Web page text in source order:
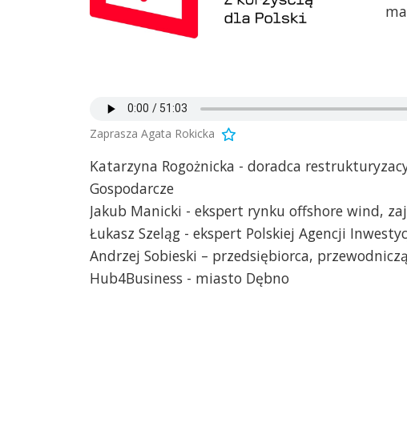
Zaprasza Agata Rokicka
Katarzyna Rogożnicka - doradca
Gospodarcze
Jakub Manicki - ekspert rynku offshore wind,
Łukasz Szeląg - ekspert Polskiej Agencji
Andrzej Sobieski – przedsiębiorca,
Hub4Business - miasto Dębno